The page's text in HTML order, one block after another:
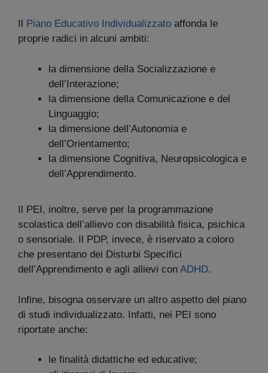
Piano Educativo Individualizzato affonda le
proprie radici in alcuni ambiti:
la dimensione della Socializzazione e
dell’Interazione;
la dimensione della Comunicazione e del
Linguaggio;
la dimensione dell’Autonomia e
dell’Orientamento;
la dimensione Cognitiva, Neuropsicologica e
dell’Apprendimento.
Il PEI, inoltre, serve per la programmazione
scolastica dell’allievo con disabilità fisica, psichica
o sensoriale. Il PDP, invece, è riservato a coloro
che presentano dei Disturbi Specifici
dell’Apprendimento e agli allievi con ADHD.
Infine, bisogna osservare un altro aspetto del piano
di studi individualizzato. Infatti, nei PEI sono
riportate anche:
le finalità didattiche ed educative;